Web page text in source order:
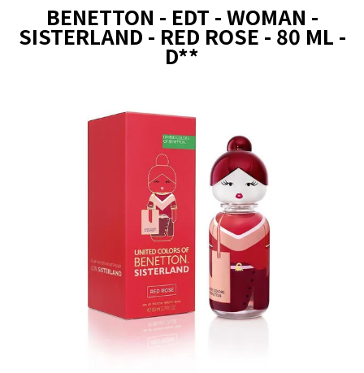
BENETTON - EDT - WOMAN -
SISTERLAND - RED ROSE - 80 ML -
D**